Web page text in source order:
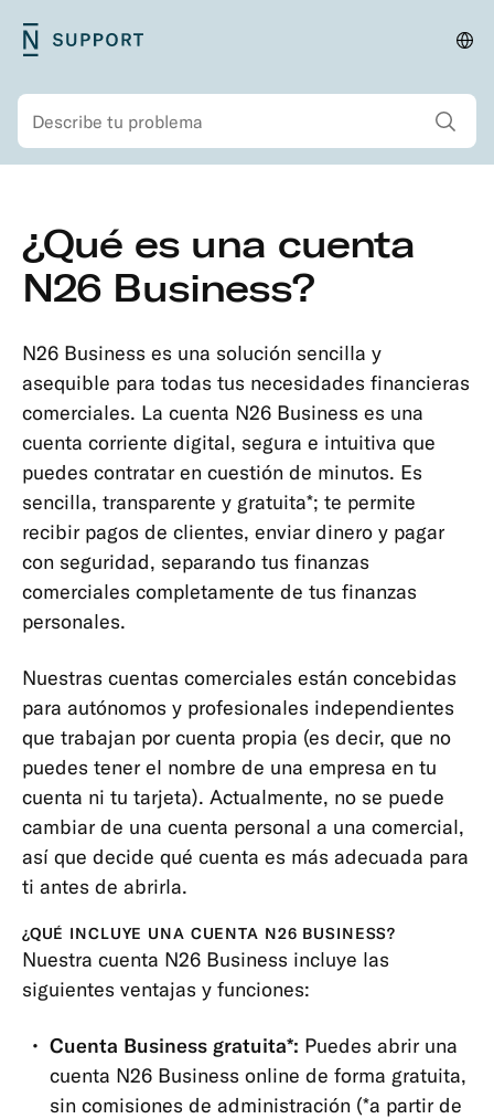
Menú
Saltar
al
contenido
principal
Buscar
Mostrar
secundario
al
contenido
principal
Seguridad
Cuenta
información
personal
Tipos
de
cuenta
y
suscripciones
Cuentas
Estándar
Premium
Cuentas
Business
Cuentas
Conjuntas
Cuenta
Autónomos
Pagos,
transferencias
retiradas
App
¿Qué es una cuenta
N26 Business?
N26 Business es una solución sencilla y
asequible para todas tus necesidades financieras
comerciales. La cuenta N26 Business es una
cuenta corriente digital, segura e intuitiva que
puedes contratar en cuestión de minutos. Es
sencilla, transparente y gratuita*; te permite
recibir pagos de clientes, enviar dinero y pagar
con seguridad, separando tus finanzas
comerciales completamente de tus finanzas
personales.
Nuestras cuentas comerciales están concebidas
para autónomos y profesionales independientes
que trabajan por cuenta propia (es decir, que no
puedes tener el nombre de una empresa en tu
cuenta ni tu tarjeta). Actualmente, no se puede
cambiar de una cuenta personal a una comercial,
así que decide qué cuenta es más adecuada para
ti antes de abrirla.
¿QUÉ INCLUYE UNA CUENTA N26 BUSINESS?
Nuestra cuenta N26 Business incluye las
siguientes ventajas y funciones:
Cuenta Business gratuita*: Puedes abrir una
cuenta N26 Business online de forma gratuita,
sin comisiones de administración (*a partir de